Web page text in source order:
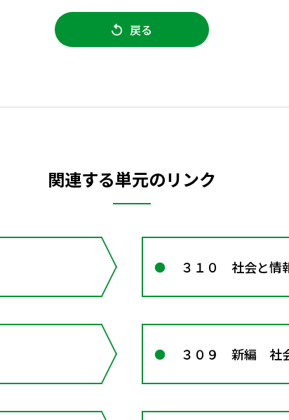
戻る
関連する単元のリンク
３１０ 社会と情
３０９ 新編 社